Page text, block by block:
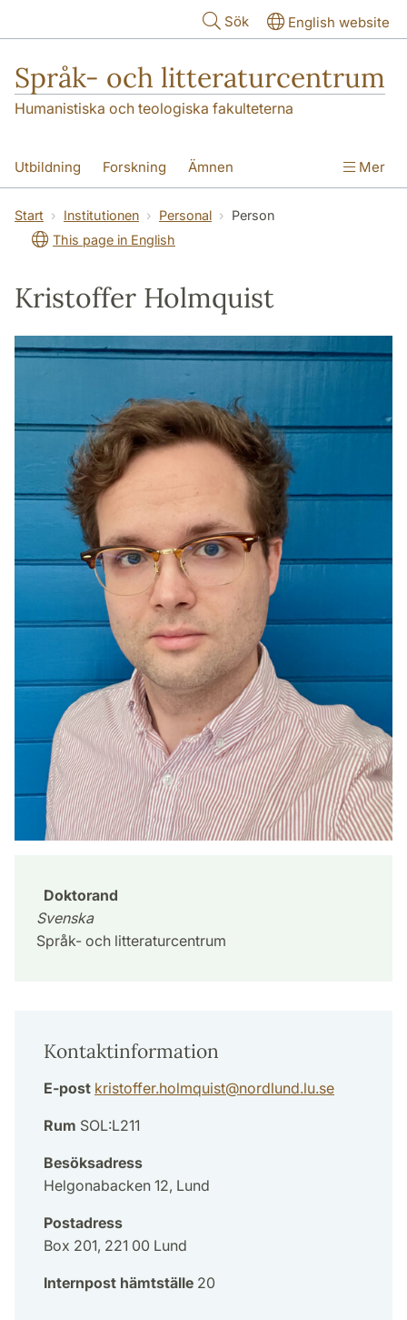
Sök English website
Språk- och litteraturcentrum
Humanistiska och teologiska fakulteterna
Utbildning Forskning Ämnen
SOL-husen Kontakt Institutionen
översättning till svenska
Mer
Start Institutionen Personal
Person
This page in English
Kristoffer Holmquist
Doktorand
Svenska
Språk- och litteraturcentrum
Kontaktinformation
E-post kristoffer.holmquist@nordlund.lu.se
Rum SOL:L211
Besöksadress
Helgonabacken 12, Lund
Postadress
Box 201, 221 00 Lund
Internpost hämtställe 20